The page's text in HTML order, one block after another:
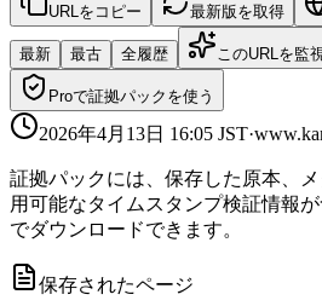
URLをコピー 最新版を取得
最新 最古 全履歴 このURLを監
Proで証拠パックを使う
2026年4月13日 16:05 JST·
証拠パックには、保存した原本、
用可能なタイムスタンプ検証情報
でダウンロードできます。
保存されたページ